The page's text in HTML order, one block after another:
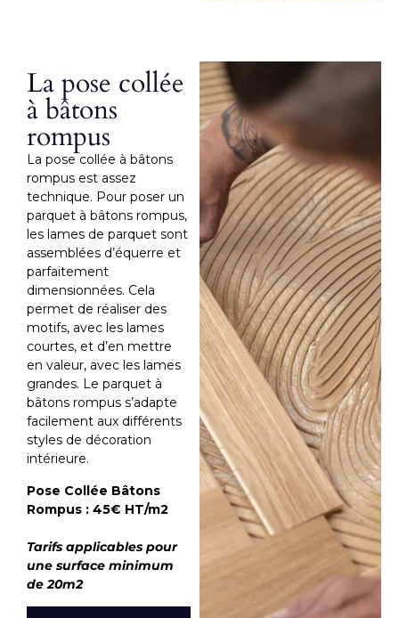
La pose collée
à bâtons
rompus
La pose collée à bâtons
rompus est assez
technique. Pour poser un
parquet à bâtons rompus,
les lames de parquet sont
assemblées d’équerre et
parfaitement
dimensionnées. Cela
permet de réaliser des
motifs, avec les lames
courtes, et d’en mettre
en valeur, avec les lames
grandes. Le parquet à
bâtons rompus s’adapte
facilement aux différents
styles de décoration
intérieure.
Pose Collée Bâtons
Rompus : 45€ HT/m2
Tarifs applicables pour
une surface minimum
de 20m2